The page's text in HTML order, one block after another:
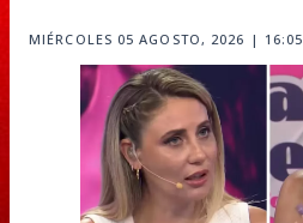
MIÉRCOLES 05 AGOSTO, 2026 | 16:05